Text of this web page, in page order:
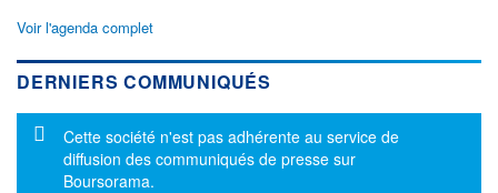
Voir l'agenda complet
DERNIERS COMMUNIQUÉS
Message d'information
Cette société n'est pas adhérente au service de
diffusion des communiqués de presse sur
Boursorama.